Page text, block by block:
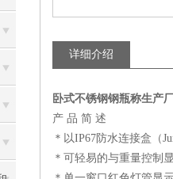
详细介绍
卧式不锈钢钢瓶称生产
产 品 简 述
＊以IP67防水连接盒（
＊可轻易的与重量控制